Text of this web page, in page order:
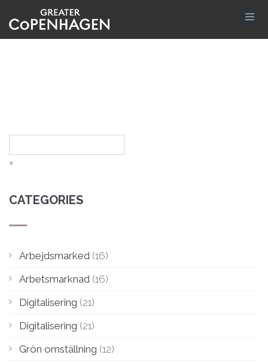
to
main
×
CATEGORIES
Arbejdsmarked (16)
Arbetsmarknad (16)
Digitalisering (21)
Digitalisering (21)
Grön omställning (12)